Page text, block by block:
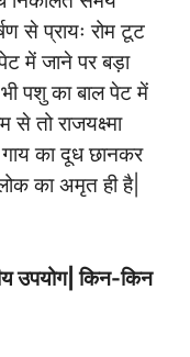
से प्रायः रोम टूट
में जाने पर बड़ा
पशु का बाल पेट में
से तो राजयक्ष्मा
का दूध छानकर
का अमृत ही है|
उपयोग| किन-किन